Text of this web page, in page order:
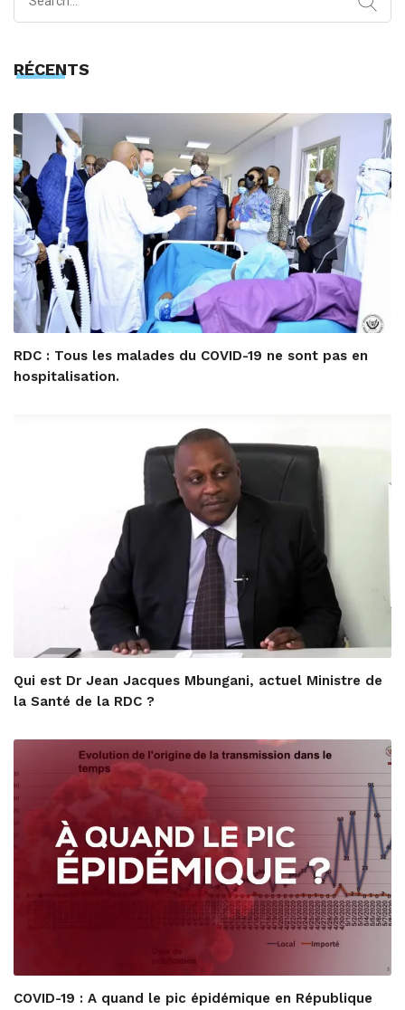
RÉCENTS
RDC : Tous les malades du COVID-19 ne sont pas en
hospitalisation.
Qui est Dr Jean Jacques Mbungani, actuel Ministre de
la Santé de la RDC ?
COVID-19 : A quand le pic épidémique en République